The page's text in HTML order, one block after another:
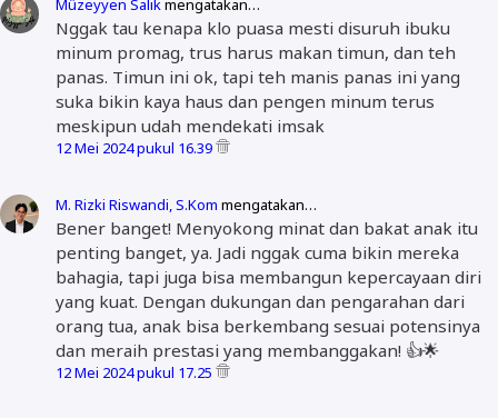
Müzeyyen Salikmengatakan…
Nggak tau kenapa klo puasa mesti disuruh ibuku
minum promag, trus harus makan timun, dan teh
panas. Timun ini ok, tapi teh manis panas ini yang
suka bikin kaya haus dan pengen minum terus
meskipun udah mendekati imsak
12 Mei 2024 pukul 16.39
M. Rizki Riswandi, S.Kom mengatakan…
Bener banget! Menyokong minat dan bakat anak itu
penting banget, ya. Jadi nggak cuma bikin mereka
bahagia, tapi juga bisa membangun kepercayaan diri
yang kuat. Dengan dukungan dan pengarahan dari
orang tua, anak bisa berkembang sesuai potensinya
dan meraih prestasi yang membanggakan! 👍🌟
12 Mei 2024 pukul 17.25